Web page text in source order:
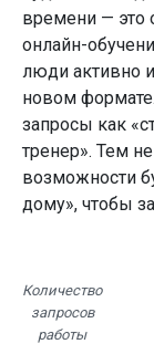
времени — это
онлайн-
люди активно
новом
запросы как
тренер». Тем
возможности
дому», чтобы
Количество
запросов
работы